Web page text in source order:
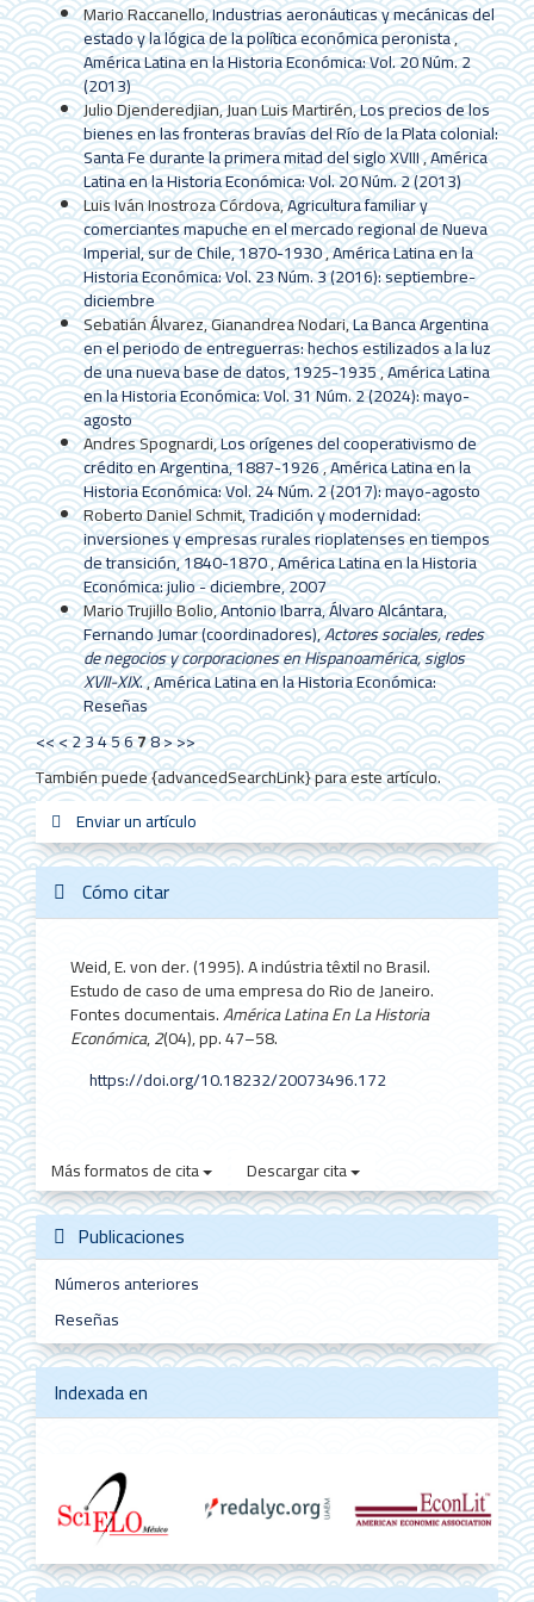
Mario Raccanello,Industrias aeronáuticas y mecánicas del
estado y la lógica de la política económica peronista,
América Latina en la Historia Económica: Vol. 20 Núm. 2
(2013)
Julio Djenderedjian, Juan Luis Martirén,Los precios de los
bienes en las fronteras bravías del Río de la Plata colonial:
Santa Fe durante la primera mitad del siglo XVIII,América
Latina en la Historia Económica: Vol. 20 Núm. 2 (2013)
Luis Iván Inostroza Córdova,Agricultura familiar y
comerciantes mapuche en el mercado regional de Nueva
Imperial, sur de Chile, 1870-1930,América Latina en la
Historia Económica: Vol. 23 Núm. 3 (2016): septiembre-
diciembre
Sebatián Álvarez, Gianandrea Nodari,La Banca Argentina
en el periodo de entreguerras: hechos estilizados a la luz
de una nueva base de datos, 1925-1935,América Latina
en la Historia Económica: Vol. 31 Núm. 2 (2024): mayo-
agosto
Andres Spognardi,Los orígenes del cooperativismo de
crédito en Argentina, 1887-1926,América Latina en la
Historia Económica: Vol. 24 Núm. 2 (2017): mayo-agosto
Roberto Daniel Schmit,Tradición y modernidad:
inversiones y empresas rurales rioplatenses en tiempos
de transición, 1840-1870,América Latina en la Historia
Económica: julio - diciembre, 2007
Mario Trujillo Bolio,Antonio Ibarra, Álvaro Alcántara,
Fernando Jumar (coordinadores),Actores sociales, redes
de negocios y corporaciones en Hispanoamérica, siglos
XVII-XIX.,América Latina en la Historia Económica:
Reseñas
<<<2345678>>>
También puede {advancedSearchLink} para este artículo.
un
artículo
Enviar un artículo
Cómo citar
Weid, E. von der. (1995). A indústria têxtil no Brasil.
Estudo de caso de uma empresa do Rio de Janeiro.
Fontes documentais.América Latina En La Historia
Económica,2(04), pp. 47–58.
https://doi.org/10.18232/20073496.172
Más formatos de cita Descargar cita
Publicaciones
Números anteriores
Reseñas
Indexada en
redes